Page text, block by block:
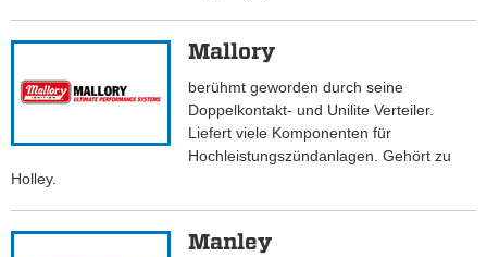
Mallory
berühmt geworden durch seine
Doppelkontakt- und Unilite Verteiler.
Liefert viele Komponenten für
Hochleistungszündanlagen. Gehört zu
Holley.
Manley